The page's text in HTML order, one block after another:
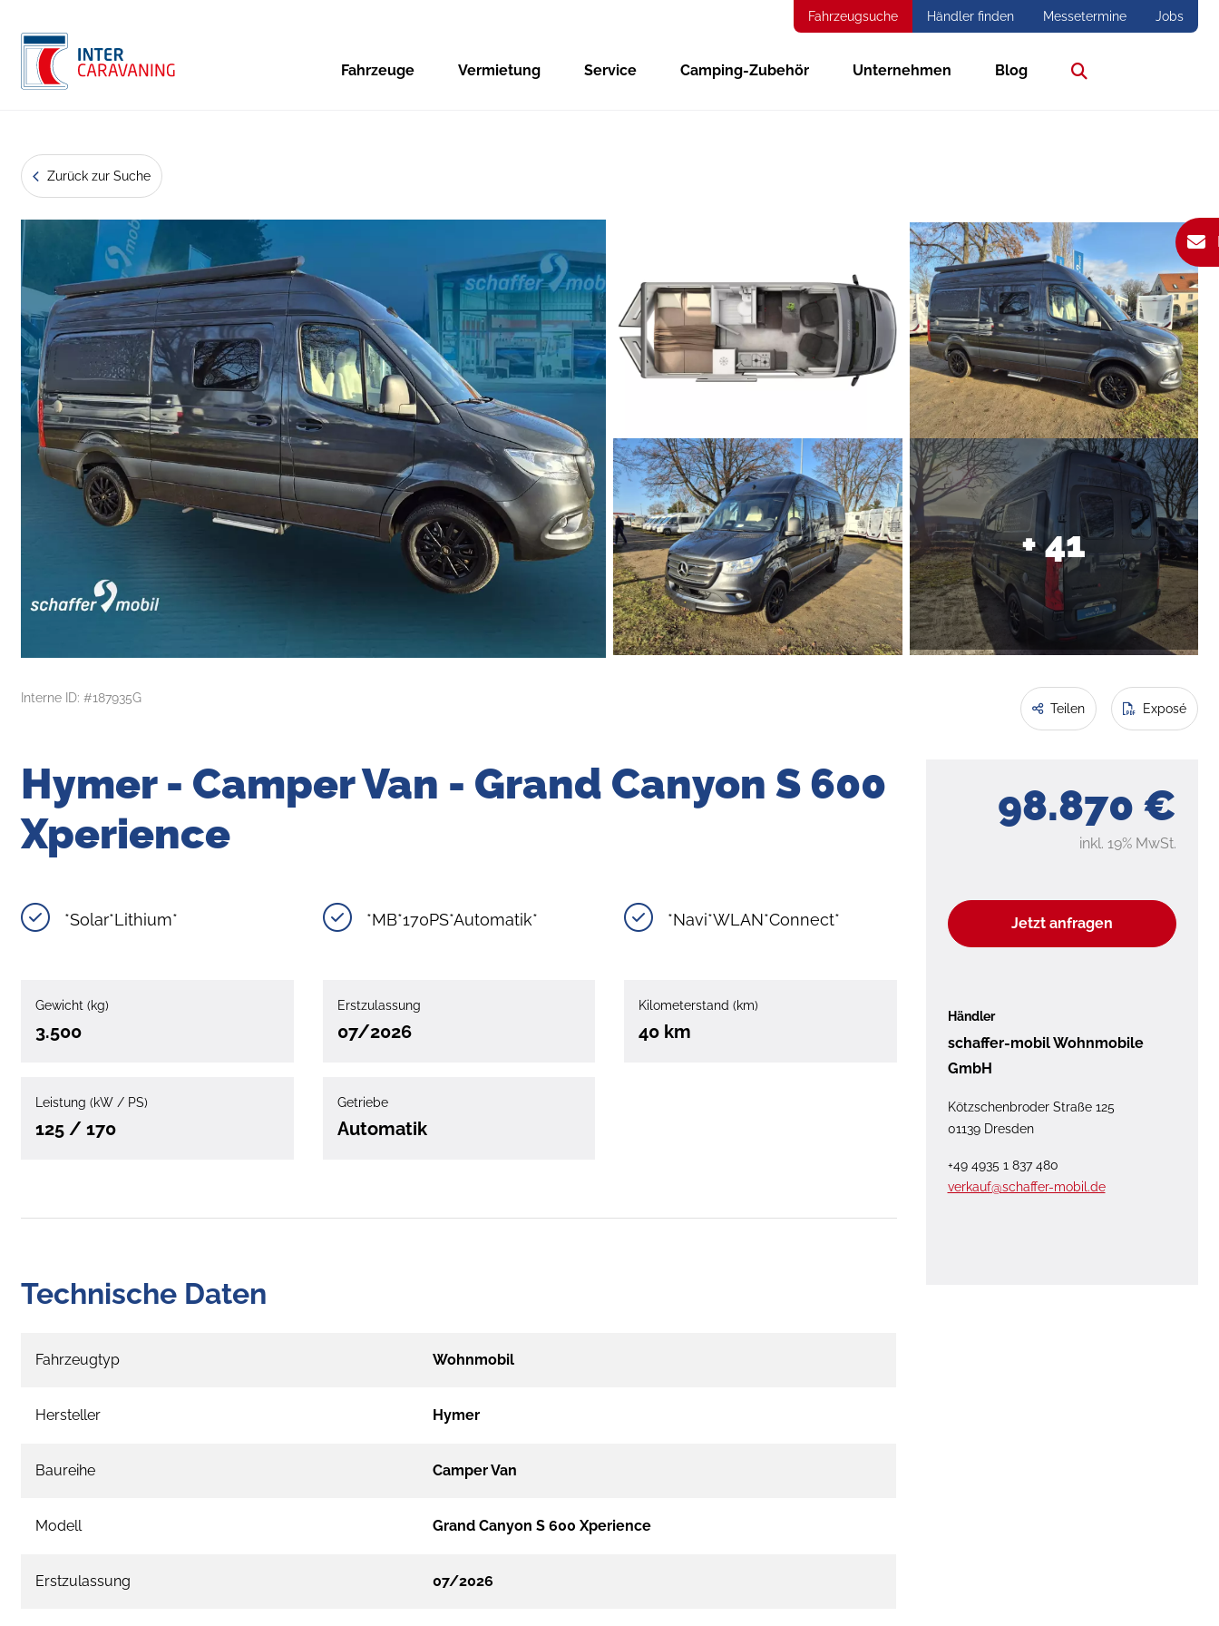
Fahrzeugsuche Händler finden Messetermine Jobs
Fahrzeuge Vermietung Service Camping-Zubehör Unternehmen Blog
Zurück zur Suche
+ 41
Interne ID: #187935G
Teilen Exposé
98.870 €
inkl. 19% MwSt.
Jetzt anfragen
Händler
schaffer-mobil Wohnmobile
GmbH
Kötzschenbroder Straße 125
01139 Dresden
+49 4935 1 837 480
verkauf@schaffer-mobil.de
Hymer - Camper Van - Grand Canyon S 600
Xperience
*Solar*Lithium* *MB*170PS*Automatik* *Navi*WLAN*Connect*
Gewicht (kg)
3.500
Erstzulassung
07/2026
Kilometerstand (km)
40 km
Leistung (kW / PS)
125 / 170
Getriebe
Automatik
Technische Daten
Fahrzeugtyp Wohnmobil
Hersteller Hymer
Baureihe Camper Van
Modell Grand Canyon S 600 Xperience
Erstzulassung 07/2026